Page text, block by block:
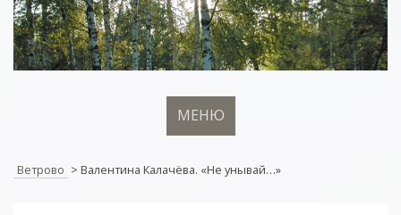
МЕНЮ
Ветрово > Валентина Калачёва. «Не унывай…»